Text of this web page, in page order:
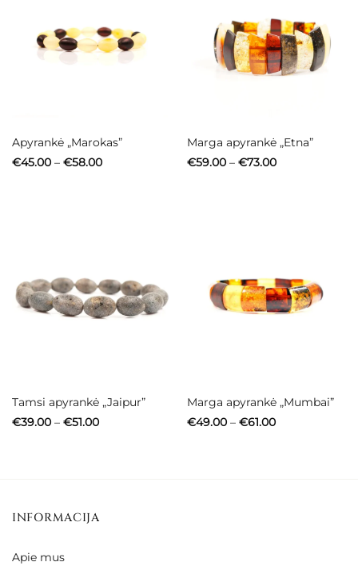
Apyrankė „Marokas”
€45.00 – €58.00Price
Marga apyrankė „Etna”
€59.00 – €73.00Price
Tamsi apyrankė „Jaipur”
€39.00 – €51.00Price
Marga apyrankė „Mumbai”
€49.00 – €61.00Price
INFORMACIJA
Apie mus